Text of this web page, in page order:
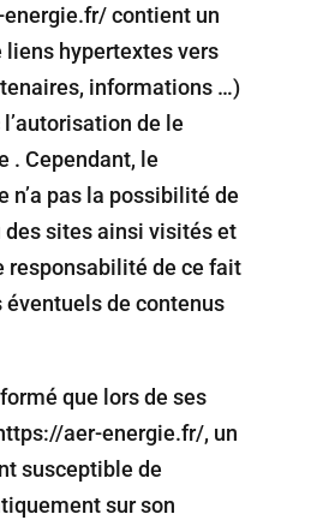
contient un
hypertextes vers
informations …)
de le
. Cependant, le
n’a pas la possibilité de
sites ainsi visités et
responsabilité de ce fait
éventuels de contenus
que lors de ses
aer-energie.fr/, un
susceptible de
sur son